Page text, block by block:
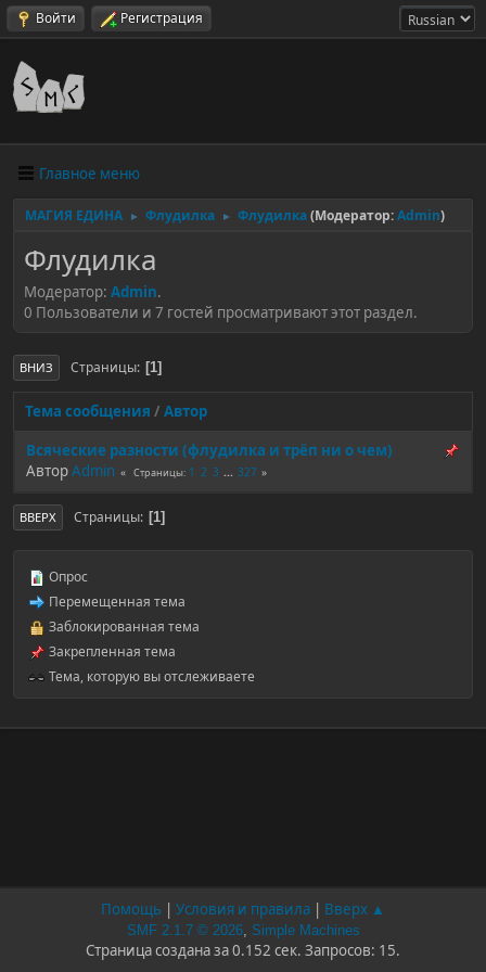
Войти Регистрация
Главное меню
МАГИЯ ЕДИНА ► Флудилка ► Флудилка(Модератор:Admin)
Флудилка
Модератор: Admin.
0 Пользователи и 7 гостей просматривают этот раздел.
ВНИЗ Страницы 1
Тема сообщения / Автор
Всяческие разности (флудилка и трёп ни о чем)
АвторAdmin Страницы 1 2 3 ... 327
ВВЕРХ Страницы 1
Опрос
Перемещенная тема
Заблокированная тема
Закрепленная тема
Тема, которую вы отслеживаете
Помощь | Условия и правила | Вверх ▲
SMF 2.1.7 © 2026, Simple Machines
Страница создана за 0.152 сек. Запросов: 15.